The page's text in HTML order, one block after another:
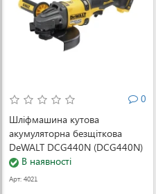
0
Шліфмашина кутова
акумуляторна безщіткова
DeWALT DCG440N (DCG440N)
В наявності
Арт: 4021